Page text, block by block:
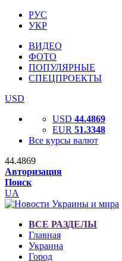
РУС
УКР
ВИДЕО
ФОТО
ПОПУЛЯРНЫЕ
СПЕЦПРОЕКТЫ
USD
USD 44.4869
EUR 51.3348
Все курсы валют
44.4869
Авторизация
Поиск
UA
ВСЕ РАЗДЕЛЫ
Главная
Украина
Город